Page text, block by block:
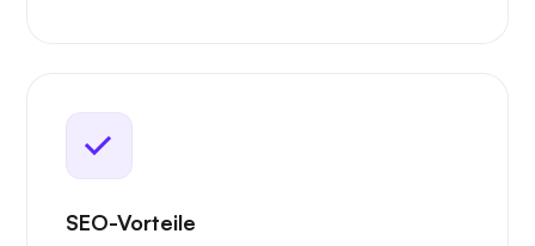
SEO-Vorteile